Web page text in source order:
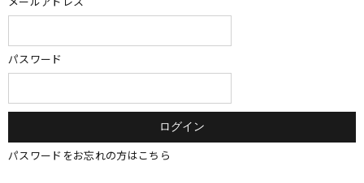
パスワード
パスワードをお忘れの方はこちら